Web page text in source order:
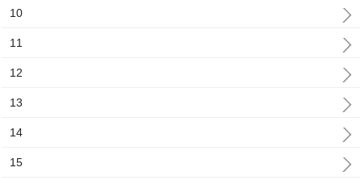
10
11
12
13
14
15